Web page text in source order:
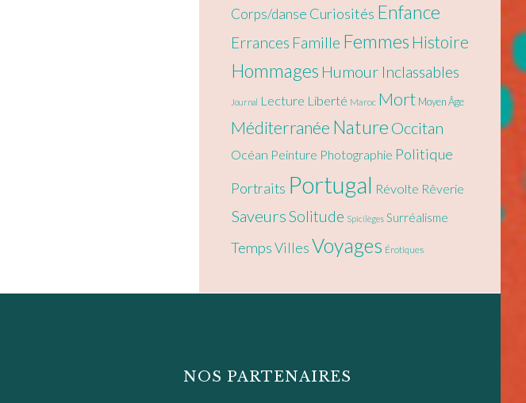
Corps/danse Curiosités Enfance
Errances Famille Femmes Histoire
Hommages Humour Inclassables
Journal Lecture Liberté Maroc Mort Moyen Âge
Méditerranée Nature Occitan
Océan Peinture Photographie Politique
Portraits Portugal Révolte Rêverie
SaveursSolitude Spicilèges Surréalisme
TempsVillesVoyages Érotiques
NOS PARTENAIRES